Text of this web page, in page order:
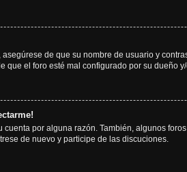
de que su nombre de usuario y
que el foro esté mal configurado por su dueño
por alguna razón. También, algunos
de nuevo y participe de las discuciones.